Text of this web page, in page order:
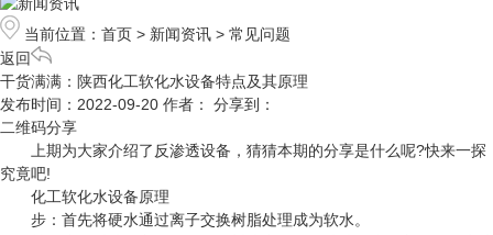
当前位置： 首页 > 新闻资讯 > 常见问题
返回
干货满满：陕西化工软化水设备特点及其原理
发布时间：2022-09-20 作者：
分享到：
二维码分享
上期为大家介绍了反渗透设备，猜猜本期的分享是什么呢?快来一探
究竟吧!
化工软化水设备原理
步：首先将硬水通过离子交换树脂处理成为软水。